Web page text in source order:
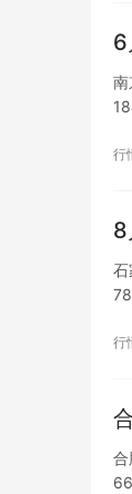
6
南
行
8
行